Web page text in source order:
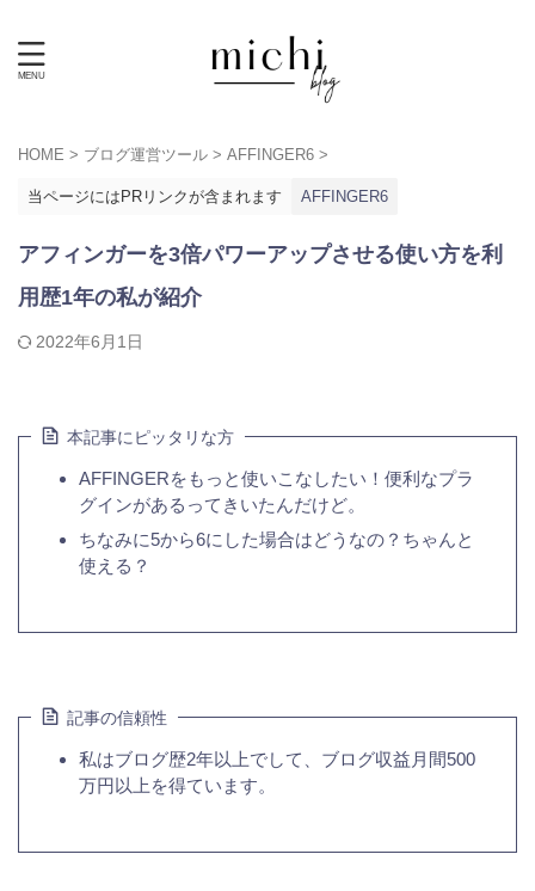
HOME > ブログ運営ツール > AFFINGER6 >
当ページにはPRリンクが含まれます AFFINGER6
アフィンガーを3倍パワーアップさせる使い方を利
用歴1年の私が紹介
2022年6月1日
本記事にピッタリな方
AFFINGERをもっと使いこなしたい！便利なプラ
グインがあるってきいたんだけど。
ちなみに5から6にした場合はどうなの？ちゃんと
使える？
記事の信頼性
私はブログ歴2年以上でして、ブログ収益月間500
万円以上を得ています。